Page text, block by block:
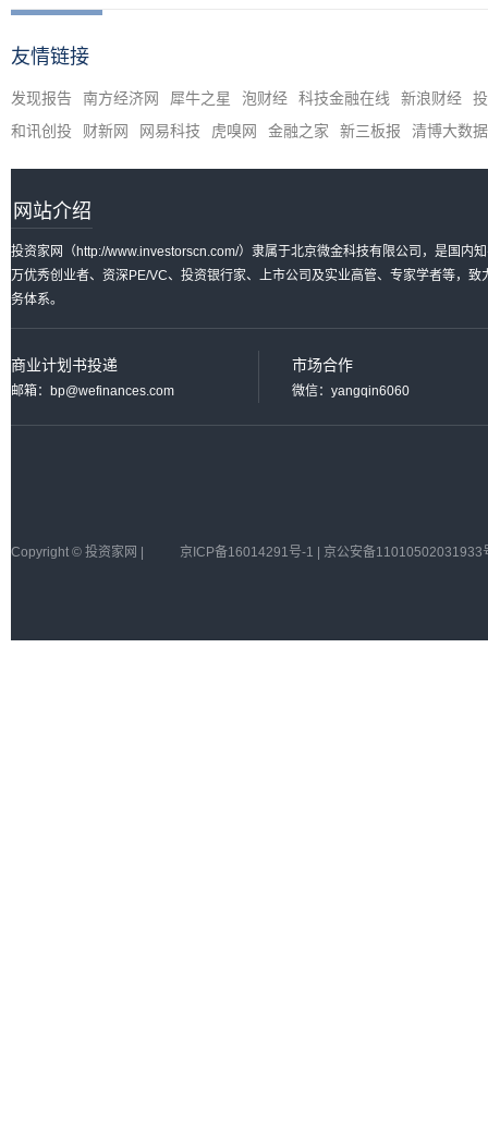
友情链接
发现报告 南方经济网 犀牛之星 泡财经 科技金融在线 新浪财经
和讯创投
财新网 网易科技 虎嗅网 金融之家 新三板报 清博大数据
网站介绍
投资家网（http://www.investorscn.com/）隶属于北京微金科技有限公司，是国内
万优秀创业者、资深PE/VC、投资银行家、上市公司及实业高管、专家学者等，
务体系。
商业计划书投递
邮箱：bp@wefinances.com
市场合作
微信：yangqin6060
Copyright © 投资家网 | 京ICP备16014291号-1 | 京公安备11010502031933